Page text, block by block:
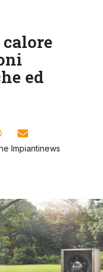
calore
ed
Impiantinews